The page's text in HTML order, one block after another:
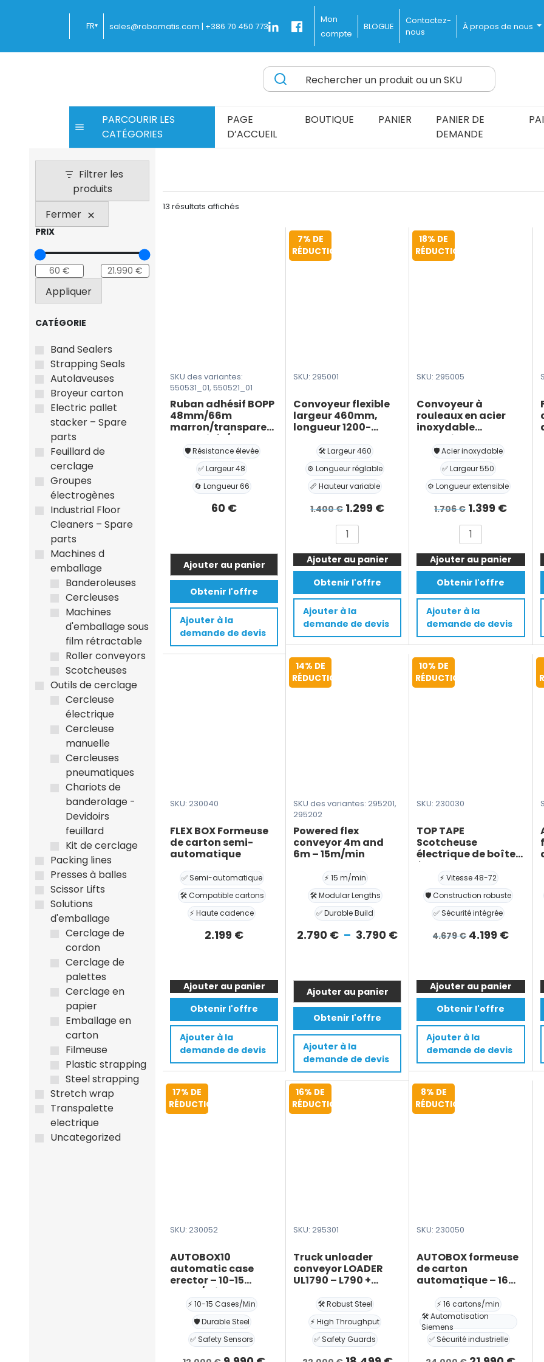
FR▾ sales@robomatis.com | +386 70 450 773
Mon
compte
BLOGUE
Contactez-
nous
À propos de nous
Battery Strapping Tools and Packing Machines Delivered Fast and Free
Rechercher un produit ou un SKU
PARCOURIR LES
CATÉGORIES
PAGE
D’ACCUEIL
BOUTIQUE PANIER
PANIER DE
DEMANDE
Filtrer les
produits
Fermer
PRIX
Appliquer
CATÉGORIE
Band Sealers
Strapping Seals
Autolaveuses
Broyeur carton
Electric pallet
stacker – Spare
parts
Feuillard de
cerclage
Groupes
électrogènes
Industrial Floor
Cleaners – Spare
parts
Machines d
emballage
Banderoleuses
Cercleuses
Machines
d'emballage sous
film rétractable
Roller conveyors
Scotcheuses
Outils de cerclage
Cercleuse
électrique
Cercleuse
manuelle
Cercleuses
pneumatiques
Chariots de
banderolage -
Devidoirs
feuillard
Kit de cerclage
Packing lines
Presses à balles
Scissor Lifts
Solutions
d'emballage
Cerclage de
cordon
Cerclage de
palettes
Cerclage en
papier
Emballage en
carton
Filmeuse
Plastic strapping
Steel strapping
Stretch wrap
Transpalette
electrique
Uncategorized
13 résultats affichés
SKU des variantes:
550531_01, 550521_01
Ruban adhésif BOPP
48mm/66m
marron/transparent
– 36 unités/carton
🛡️ Résistance élevée
✅ Largeur 48
🔄 Longueur 66
60 €
Ajouter au panier
Ce
produit
a
plusieurs
variations.
Les
Obtenir l'offre
Ajouter à la
demande de devis
7% DE
RÉDUCTION
SKU: 295001
Convoyeur flexible
largeur 460mm,
longueur 1200-
600-1000mm
🛠️ Largeur 460
⚙️ Longueur réglable
📏 Hauteur variable
1.400€ Le
prix
initial
était :
1.400 €.
1.299 €Le
est :
1.299 €.
quantité
de
Convoyeur
flexible
largeur
460mm,
longueur
1200-
4800mm,
Ajouter au panier
Obtenir l'offre
Ajouter à la
demande de devis
18% DE
RÉDUCTION
SKU: 295005
Convoyeur à
rouleaux en acier
inoxydable
extensible largeur
550 mm, longueur
1200-5000 mm
🛡️ Acier inoxydable
✅ Largeur 550
⚙️ Longueur extensible
1.706€ Le
prix
initial
était :
1.706 €.
1.399 €Le
est :
1.399
quantité
de
Convoyeur
à
rouleaux
en
acier
inoxydable
extensible
Ajouter au panier
Obtenir l'offre
Ajouter à la
demande de devis
SKU: 230040
FLEX BOX Formeuse
de carton semi-
automatique
✅ Semi-automatique
🛠️ Compatible cartons
⚡ Haute cadence
2.199 €
FLEX
BOX
Formeuse
de
carton
semi-
automatique
Ajouter au panier
Obtenir l'offre
Ajouter à la
demande de devis
14% DE
RÉDUCTION
SKU des variantes: 295201,
295202
Powered flex
conveyor 4m and
6m – 15m/min
⚡ 15 m/min
🛠️ Modular Lengths
✅ Durable Build
2.790 € – 3.790 €Plage
2.790 €
à
3.790 €
Ajouter au panier
Ce
produit
a
plusieurs
variations.
Les
options
peuvent
Obtenir l'offre
Ajouter à la
demande de devis
10% DE
RÉDUCTION
SKU: 230030
TOP TAPE
Scotcheuse
électrique de boîtes
à rabats 48-72mm
(Kraft ou BOPP tape)
⚡ Vitesse 48-72
🛡️ Construction robuste
✅ Sécurité intégrée
4.679€ Le
était :
4.679 €.
4.199 €Le
est :
4.199
TOP
TAPE
Scotcheuse
électrique
de
boîtes
à
Ajouter au panier
Obtenir l'offre
Ajouter à la
demande de devis
17% DE
RÉDUCTION
SKU: 230052
AUTOBOX10
automatic case
erector – 10-15
cases/min
⚡ 10-15 Cases/Min
🛡️ Durable Steel
✅ Safety Sensors
16% DE
RÉDUCTION
SKU: 295301
Truck unloader
conveyor LOADER
UL1790 – L790 +
🛠️ Robust Steel
⚡ High Throughput
✅ Safety Guards
8% DE
RÉDUCTION
SKU: 230050
AUTOBOX formeuse
de carton
automatique – 16
cartons/min –
Simens PLC
⚡ 16 cartons/min
🛠️ Automatisation
Siemens
✅ Sécurité industrielle